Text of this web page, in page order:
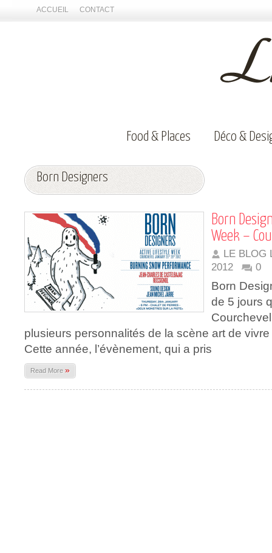
ACCUEIL CONTACT
Food & Places Déco &
Born Designers
Born
Week –
LE BLOG
2012
0
Born
de 5 jours
plusieurs personnalités de la scène art de
Cette année, l’évènement, qui a pris
Read More »